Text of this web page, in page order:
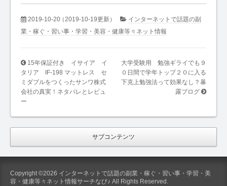
2019-10-20（2019-10-19更新）
インターネットで話題の副
業・稼ぐ・習い事・学習・美容・健康等々ネット情報
15年保証付き イサイア イ
タリア IF-198 マットレス セ
ミダブルをつくったサンワ株式
会社の真実！ネタバレとレビュ
ー
大学受験用 勉強ギライでも９
０日間で学年トップ２０に入る
下克上勉強法って効果なし？暴
露ブログ
サブコンテンツ
Copyright ©2026 インターネットで話題の副業・稼ぐ・習い事・学習・美
容・健康等々ネット情報サーチなび♪ All Rights Reserved.